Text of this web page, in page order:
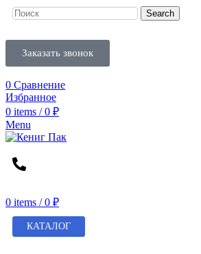
Search
Заказать звонок
0 Сравнение
Избранное
0 items / 0 ₽
Menu
0 items / 0 ₽
КАТАЛОГ